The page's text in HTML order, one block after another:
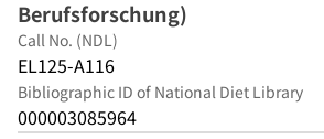
Empirische
Soziologie ;
[Berichterstattu
ng], Hendrik
Fassmann.
(Beiträge zur
Berufsforschung)
Call No. (NDL)
EL125-A116
Bibliographic ID of National Diet Library
000003085964